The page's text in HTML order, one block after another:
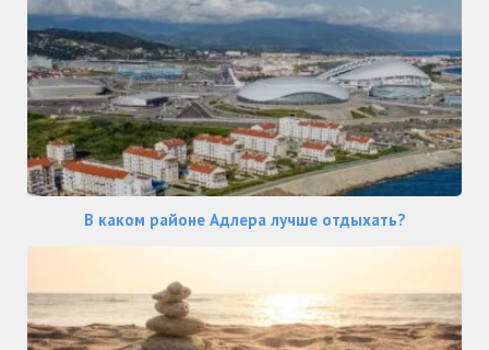
В каком районе Адлера лучше отдыхать?